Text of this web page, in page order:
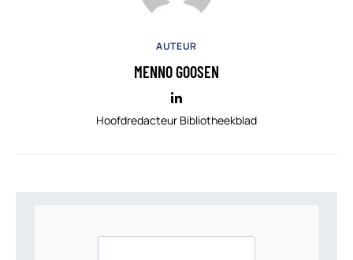
AUTEUR
MENNO GOOSEN
Hoofdredacteur Bibliotheekblad